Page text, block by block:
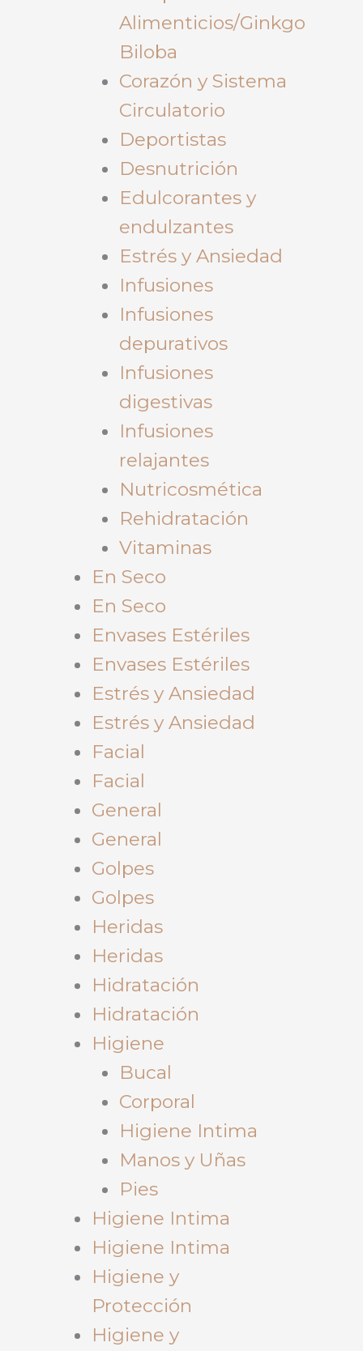
Alimenticios/Ginkgo
Biloba
Corazón y Sistema
Circulatorio
Deportistas
Desnutrición
Edulcorantes y
endulzantes
Estrés y Ansiedad
Infusiones
Infusiones
depurativos
Infusiones
digestivas
Infusiones
relajantes
Nutricosmética
Rehidratación
Vitaminas
En Seco
En Seco
Envases Estériles
Envases Estériles
Estrés y Ansiedad
Estrés y Ansiedad
Facial
Facial
General
General
Golpes
Golpes
Heridas
Heridas
Hidratación
Hidratación
Higiene
Bucal
Corporal
Higiene Intima
Manos y Uñas
Pies
Higiene Intima
Higiene Intima
Higiene y
Protección
Higiene y